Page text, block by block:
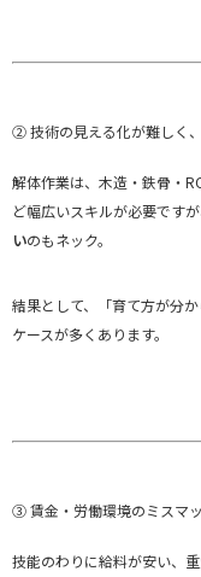
② 技術の見える化が難しく
解体作業は、木造・鉄骨・
ど幅広いスキルが必要ですが
いのもネック。
結果として、「育て方が分
ケースが多くあります。
③ 賃金・労働環境のミスマ
技能のわりに給料が安い、